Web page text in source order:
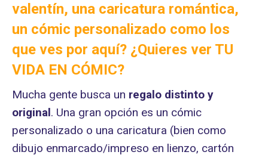
valentín, una caricatura romántica,
un cómic personalizado como los
que ves por aquí? ¿Quieres ver TU
VIDA EN CÓMIC?
Mucha gente busca un regalo distinto y
original. Una gran opción es un cómic
personalizado o una caricatura (bien como
dibujo enmarcado/impreso en lienzo, cartón